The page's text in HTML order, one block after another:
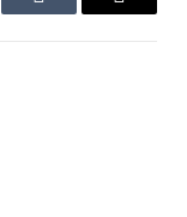
Tumblr Email